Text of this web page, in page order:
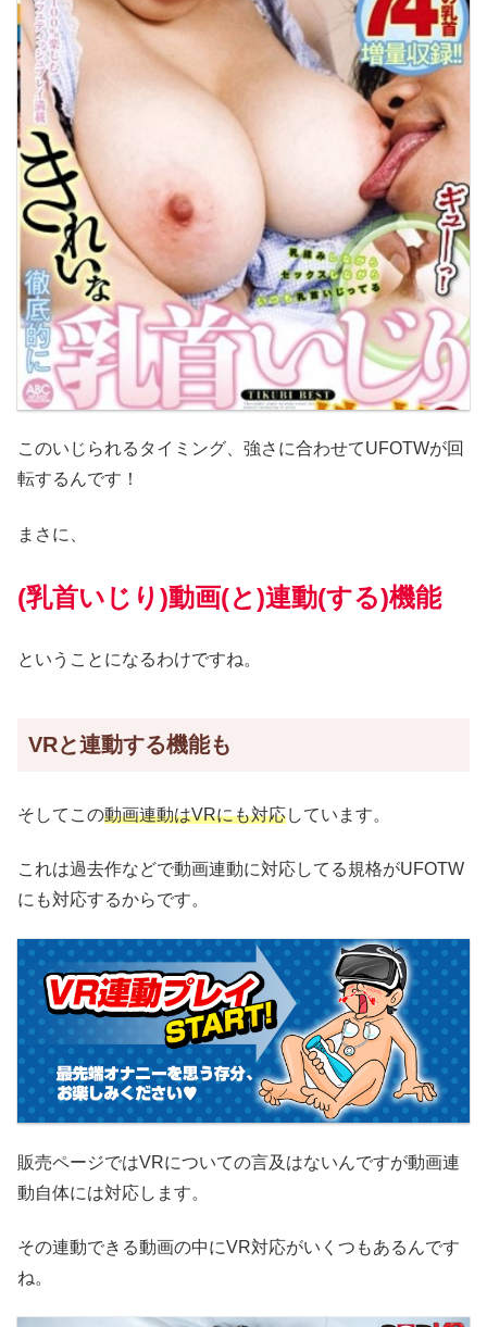
このいじられるタイミング、強さに合わせてUFOTWが回
転するんです！
まさに、
(乳首いじり)動画(と)連動(する)機能
ということになるわけですね。
VRと連動する機能も
そしてこの動画連動はVRにも対応しています。
これは過去作などで動画連動に対応してる規格がUFOTW
にも対応するからです。
販売ページではVRについての言及はないんですが動画連
動自体には対応します。
その連動できる動画の中にVR対応がいくつもあるんです
ね。